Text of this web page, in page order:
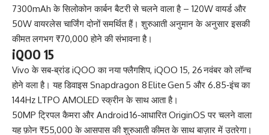
7300mAh के सिलोकोन कार्बन बैटरी से चलने वाला है – 120W वायर्ड और
50W वायरलेस चार्जिंग दोनों समर्थित हैं। शुरुआती अनुमान के अनुसार इसकी
कीमत लगभग ₹70,000 होने की संभावना है।
iQOO 15
Vivo के सब‑ब्रांड iQOO का नया फ्लैगशिप, iQOO 15, 26 नवंबर को लॉन्च
होने वला है। यह डिवाइस Snapdragon 8 Elite Gen 5 और 6.85‑इंच का
144Hz LTPO AMOLED स्क्रीन के साथ आता है।
50MP ट्रिपल कैमरा और Android 16‑आधारित OriginOS पर चलने वाला
यह फ़ोन ₹55,000 के आसपास की शुरुआती कीमत के साथ बाज़ार में उतरेगा।